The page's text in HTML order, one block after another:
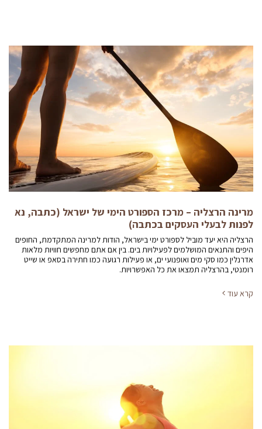
מרינה הרצליה – מרכז הספורט הימי של ישראל (כתבה, נא
לפנות לבעלי העסקים בכתבה)
הרצליה היא יעד מוביל לספורט ימי בישראל, הודות למרינה המתקדמת, החופים
היפים והתנאים המושלמים לפעילויות בים. בין אם אתם מחפשים חוויות מלאות
אדרנלין כמו סקי מים ואופנועי ים, או פעילות רגועה כמו חתירה בסאפ או שייט
רומנטי, בהרצליה תמצאו את כל האפשרויות.
קרא עוד